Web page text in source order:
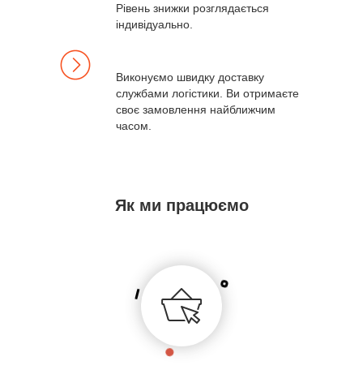
Рівень знижки розглядається
індивідуально.
Виконуємо швидку доставку
службами логістики. Ви отримаєте
своє замовлення найближчим
часом.
Як ми працюємо